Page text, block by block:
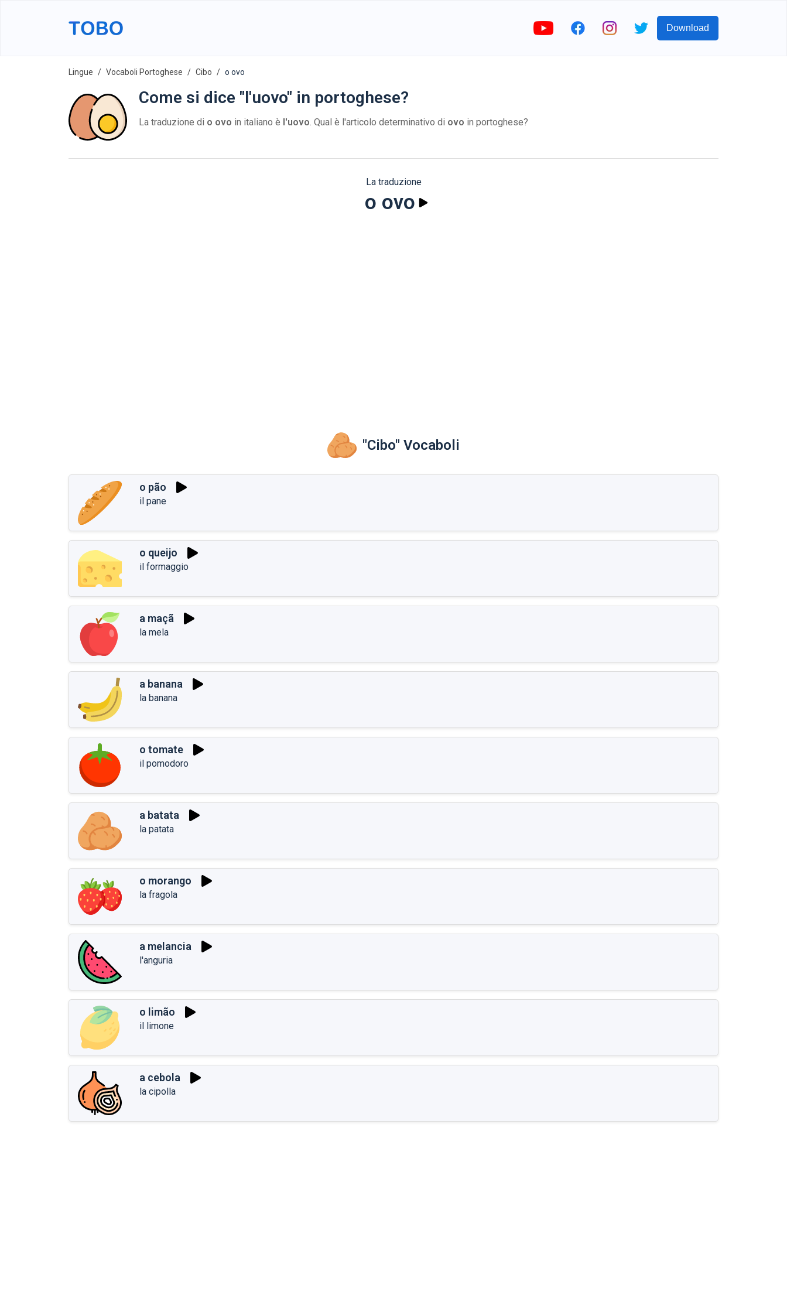
Download
Lingue Vocaboli Portoghese Cibo o ovo
Come si dice "l'uovo" in portoghese?
La traduzione di o ovo in italiano è l'uovo. Qual è l'articolo determinativo di ovo in portoghese?
La traduzione
o ovo
"Cibo" Vocaboli
o pão
il pane
o queijo
il formaggio
a maçã
la mela
a banana
la banana
o tomate
il pomodoro
a batata
la patata
o morango
la fragola
a melancia
l'anguria
o limão
il limone
a cebola
la cipolla